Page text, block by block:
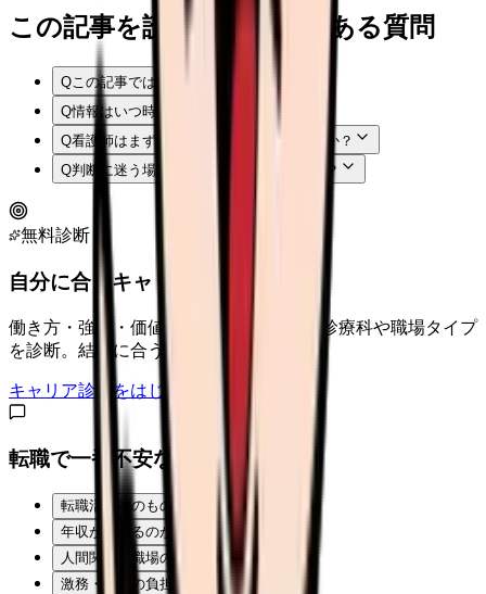
この記事を読む前後によくある質問
Qこの記事では何を確認できますか？
Q情報はいつ時点のものですか？
Q看護師はまず何から確認すればよいですか？
Q判断に迷う場合はどうすればよいですか？
無料診断
自分に合うキャリアタイプは？
働き方・強み・価値観から、向いている診療科や職場タイプ
を診断。結果に合う求人も表示。
キャリア診断をはじめる
転職で一番不安なことは？
転職活動そのものが不安
年収が下がるのが怖い
人間関係・職場の雰囲気
激務・夜勤の負担